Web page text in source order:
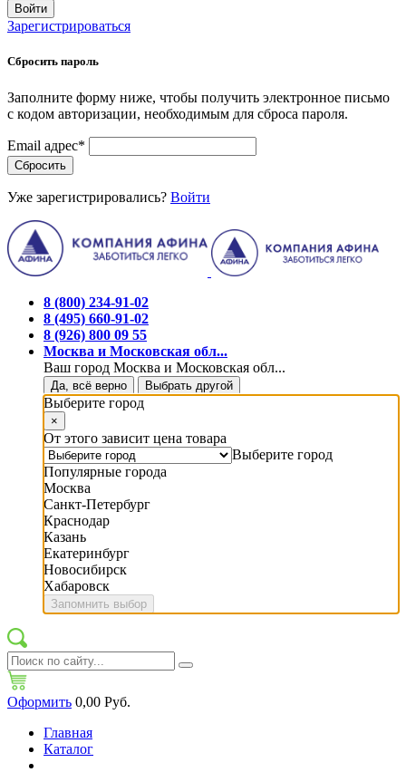
Войти
Зарегистрироваться
Сбросить пароль
Заполните форму ниже, чтобы получить электронное письмо
с кодом авторизации, необходимым для сброса пароля.
Email адрес*
Сбросить
Уже зарегистрировались? Войти
8 (800) 234-91-02
8 (495) 660-91-02
8 (926) 800 09 55
Москва и Московская обл...
Ваш город Москва и Московская обл...
Да, всё верно Выбрать другой
Выберите город
×
От этого зависит цена товара
Выберите город
Популярные города
Москва
Санкт-Петербург
Краснодар
Казань
Екатеринбург
Новосибирск
Хабаровск
Запомнить выбор
Оформить 0,00 Руб.
Главная
Каталог